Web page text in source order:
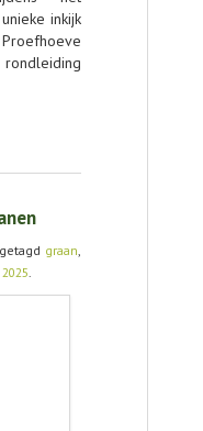
inkijk
graan,
.